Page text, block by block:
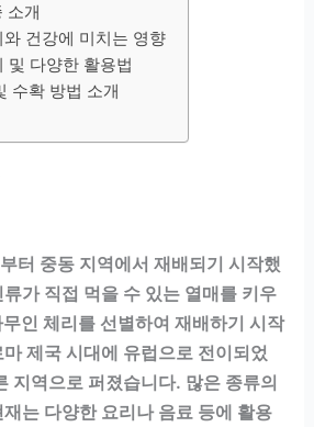
소개
건강에 미치는 영향
및 다양한 활용법
수확 방법 소개
터 중동 지역에서 재배되기 시작했
가 직접 먹을 수 있는 열매를 키우
인 체리를 선별하여 재배하기 시작
제국 시대에 유럽으로 전이되었
지역으로 퍼졌습니다. 많은 종류의
는 다양한 요리나 음료 등에 활용